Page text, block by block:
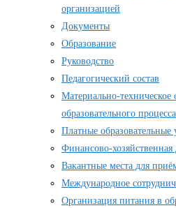
организацией
Документы
Образование
Руководство
Педагогический состав
Материально-
образовательного
Платные образовательные
Финансово-хозяйственная
Вакантные места для
Международное
Организация питания в